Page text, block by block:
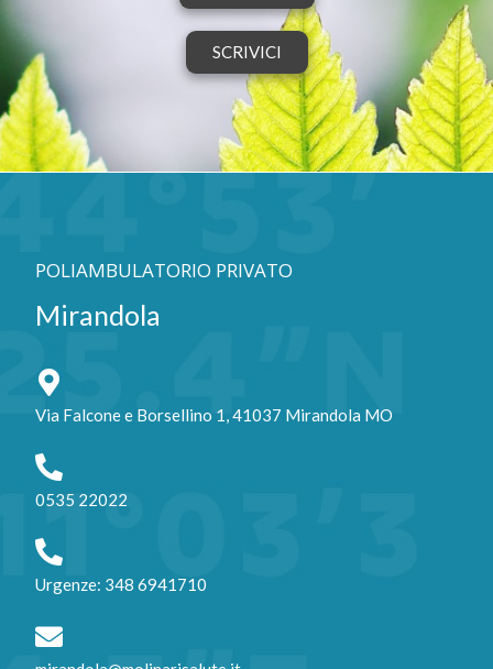
SCRIVICI
POLIAMBULATORIO PRIVATO
Mirandola
Via Falcone e Borsellino 1, 41037 Mirandola MO
0535 22022
Urgenze: 348 6941710